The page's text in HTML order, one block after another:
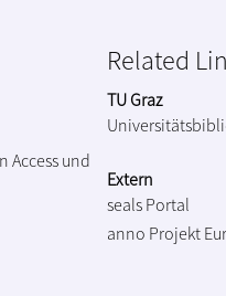
Access und
Related
TU Graz
Extern
seals Portal
anno Projekt